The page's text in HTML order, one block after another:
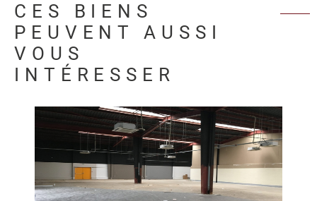
CES BIENS
PEUVENT AUSSI
VOUS
INTÉRESSER
VOIR LE BIEN